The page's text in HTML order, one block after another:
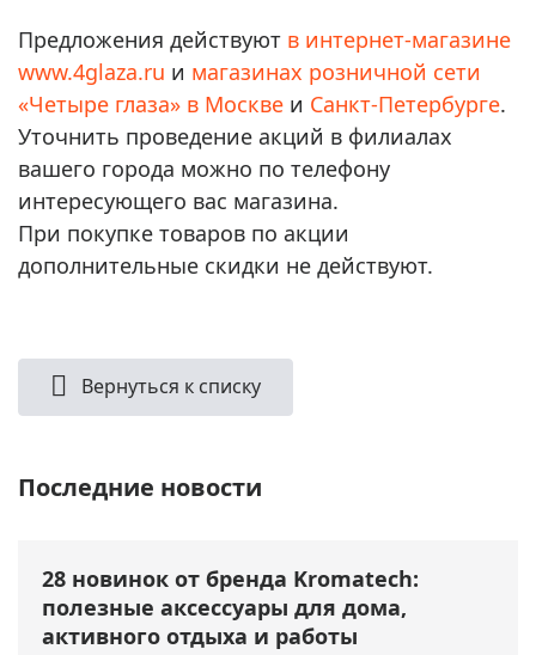
Предложения действуют в интернет-магазине
www.4glaza.ru и магазинах розничной сети
«Четыре глаза» в Москве и Санкт-Петербурге.
Уточнить проведение акций в филиалах
вашего города можно по телефону
интересующего вас магазина.
При покупке товаров по акции
дополнительные скидки не действуют.
Вернуться к списку
Последние новости
28 новинок от бренда Kromatech:
полезные аксессуары для дома,
активного отдыха и работы